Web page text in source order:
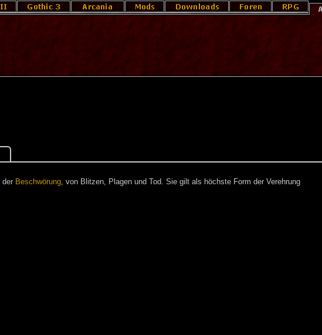
der Beschwörung, von Blitzen, Plagen und Tod. Sie gilt als höchste Form der Verehrung